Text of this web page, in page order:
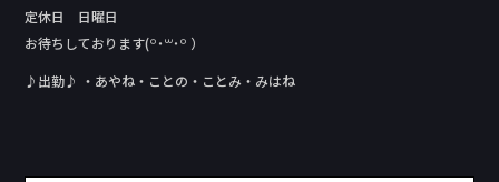
定休日 日曜日
お待ちしております(꒪˙꒳˙꒪ ）
♪出勤♪ ・あやね・ことの・ことみ・みはね